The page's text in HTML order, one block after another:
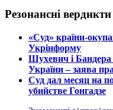
Резонансні вердикти
​«Суд» країни-
Укрінформу
Шухевич і
України – заява
Суд дал месяц на
убийстве Гонгадзе